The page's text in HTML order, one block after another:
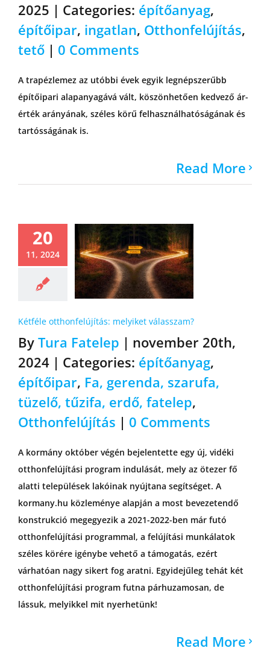
2025 | Categories: építőanyag,
építőipar, ingatlan, Otthonfelújítás,
tető | 0 Comments
A trapézlemez az utóbbi évek egyik legnépszerűbb
építőipari alapanyagává vált, köszönhetően kedvező ár-
érték arányának, széles körű felhasználhatóságának és
tartósságának is.
Read More
20
11, 2024
Kétféle otthonfelújítás: melyiket válasszam?
By Tura Fatelep | november 20th,
2024 | Categories: építőanyag,
építőipar, Fa, gerenda, szarufa,
tüzelő, tűzifa, erdő, fatelep,
Otthonfelújítás | 0 Comments
A kormány október végén bejelentette egy új, vidéki
otthonfelújítási program indulását, mely az ötezer fő
alatti települések lakóinak nyújtana segítséget. A
kormany.hu közleménye alapján a most bevezetendő
konstrukció megegyezik a 2021-2022-ben már futó
otthonfelújítási programmal, a felújítási munkálatok
széles körére igénybe vehető a támogatás, ezért
várhatóan nagy sikert fog aratni. Egyidejűleg tehát két
otthonfelújítási program futna párhuzamosan, de
lássuk, melyikkel mit nyerhetünk!
Read More